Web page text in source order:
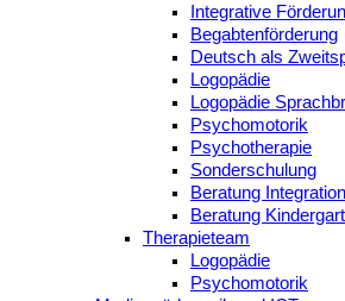
Integrative
Begabtenförderung
Deutsch als
Logopädie
Logopädie
Psychomotorik
Psychotherapie
Sonderschulung
Beratung
Beratung
Therapieteam
Logopädie
Psychomotorik